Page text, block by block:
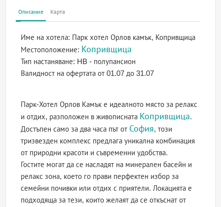
Описание Карта
Име на хотела: Парк хотел Орлов камък, Копривщица
Местоположение: Копривщица
Тип настаняване: HB - полупансион
Валидност на офертатаот 01.07 до 31.07
Парк-Хотел Орлов Камък е идеалното място за релакс
и отдих, разположен в живописната Копривщица.
Достъпен само за два часа път от София, този
тризвезден комплекс предлага уникална комбинация
от природни красоти и съвременни удобства.
Гостите могат да се насладят на минерален басейн и
релакс зона, което го прави перфектен избор за
семейни почивки или отдих с приятели. Локацията е
подходяща за тези, които желаят да се откъснат от